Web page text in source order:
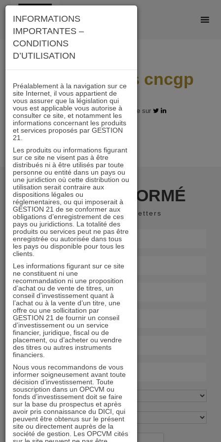
Skip
content
actualite mars cncgp
07.03.2018 - Partagez l'article sur
RESTER INFORMÉ
Recevoir nos newsletters
INFORMATIONS
IMPORTANTES –
CONDITIONS
D’UTILISATION
Préalablement à la navigation sur ce
site Internet, il vous appartient de
vous assurer que la législation qui
vous est applicable vous autorise à
consulter ce site, et notamment les
informations concernant les produits
et services proposés par GESTION
21.
Les produits ou informations figurant
sur ce site ne visent pas à être
distribués ni à être utilisés par toute
personne ou entité dans un pays ou
une juridiction où cette distribution ou
utilisation serait contraire aux
dispositions légales ou
réglementaires, ou qui imposerait à
GESTION 21 de se conformer aux
obligations d’enregistrement de ces
pays ou juridictions. La totalité des
produits ou services peut ne pas être
enregistrée ou autorisée dans tous
les pays ou disponible pour tous les
clients.
Les informations figurant sur ce site
ne constituent ni une
recommandation ni une proposition
d’achat ou de vente de titres, un
conseil d’investissement quant à
l’achat ou à la vente d’un titre, une
offre ou une sollicitation par
GESTION 21 de fournir un conseil
d’investissement ou un service
financier, juridique, fiscal ou de
placement, ou d’acheter ou vendre
des titres ou autres instruments
financiers.
Nous vous recommandons de vous
informer soigneusement avant toute
décision d’investissement. Toute
souscription dans un OPCVM ou
fonds d’investissement doit se faire
sur la base du prospectus et après
avoir pris connaissance du DICI, qui
peuvent être obtenus sur le présent
site ou directement auprès de la
société de gestion. Les OPCVM cités